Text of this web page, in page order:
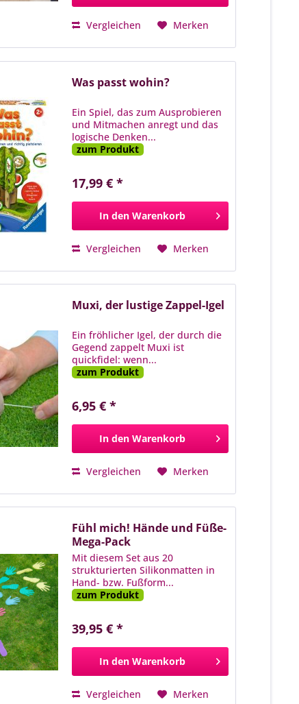
Vergleichen Merken
Was passt wohin?
Ein Spiel, das zum Ausprobieren
und Mitmachen anregt und das
logische Denken...
zum Produkt
17,99 € *
In den Warenkorb
Vergleichen Merken
Muxi, der lustige Zappel-Igel
Ein fröhlicher Igel, der durch die
Gegend zappelt Muxi ist
quickfidel: wenn...
zum Produkt
6,95 € *
In den Warenkorb
Vergleichen Merken
Fühl mich! Hände und Füße-
Mega-Pack
Mit diesem Set aus 20
strukturierten Silikonmatten in
Hand- bzw. Fußform...
zum Produkt
39,95 € *
In den Warenkorb
Vergleichen Merken